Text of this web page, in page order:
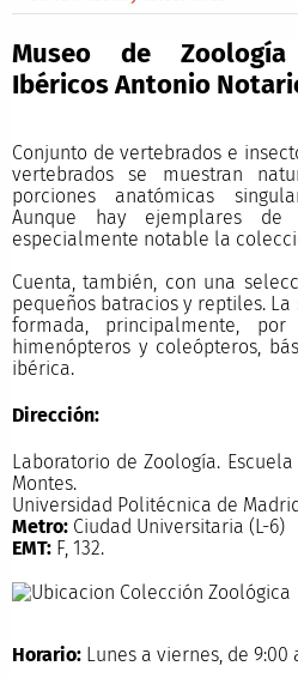
Museo de
Ibéricos Antonio
Conjunto de vertebrados e
vertebrados se muestran
porciones anatómicas
Aunque hay ejemplares
especialmente notable la
Cuenta, también, con una
pequeños batracios y reptiles.
formada, principalmente, por
himenópteros y coleópteros,
ibérica.
Dirección:
Laboratorio de Zoología.
Montes.
Universidad Politécnica de
Metro:Ciudad Universitaria (L-6)
EMT:F, 132.
Horario:Lunes a viernes, de 9:00